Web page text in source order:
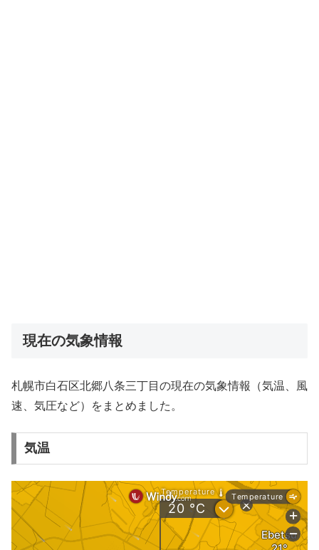
現在の気象情報
札幌市白石区北郷八条三丁目の現在の気象情報（気温、風
速、気圧など）をまとめました。
気温